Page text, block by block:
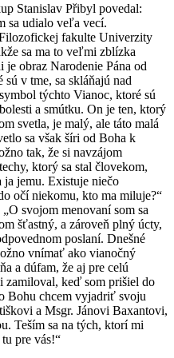
Stanislav Přibyl povedal:
sa udialo veľa vecí.
fakulte Univerzity
sa ma to veľmi zblízka
obraz Narodenie Pána od
sú v tme, sa skláňajú nad
týchto Vianoc, ktoré sú
a smútku. On je ten, ktorý
svetla, je malý, ale táto malá
sa však šíri od Boha k
tak, že si navzájom
ktorý sa stal človekom,
jemu. Existuje niečo
očí niekomu, kto ma miluje?“
svojom menovaní som sa
šťastný, a zároveň plný úcty,
poslaní. Dnešné
vnímať ako vianočný
a dúfam, že aj pre celú
zamiloval, keď som prišiel do
Bohu chcem vyjadriť svoju
a Msgr. Jánovi Baxantovi,
Teším sa na tých, ktorí mi
pre vás!“